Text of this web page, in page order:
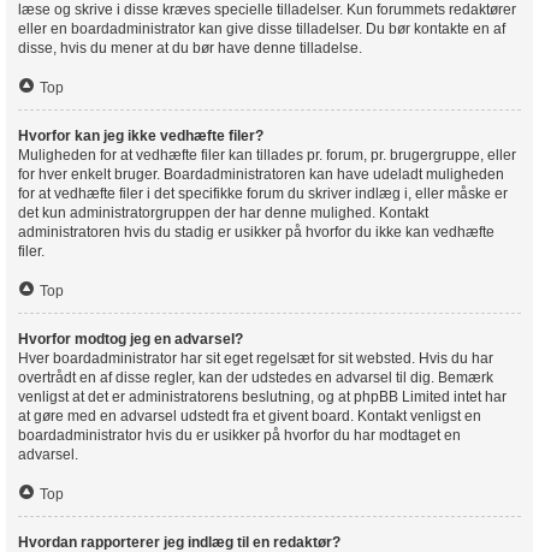
læse og skrive i disse kræves specielle tilladelser. Kun forummets redaktører
eller en boardadministrator kan give disse tilladelser. Du bør kontakte en af
disse, hvis du mener at du bør have denne tilladelse.
Top
Hvorfor kan jeg ikke vedhæfte filer?
Muligheden for at vedhæfte filer kan tillades pr. forum, pr. brugergruppe, eller
for hver enkelt bruger. Boardadministratoren kan have udeladt muligheden
for at vedhæfte filer i det specifikke forum du skriver indlæg i, eller måske er
det kun administratorgruppen der har denne mulighed. Kontakt
administratoren hvis du stadig er usikker på hvorfor du ikke kan vedhæfte
filer.
Top
Hvorfor modtog jeg en advarsel?
Hver boardadministrator har sit eget regelsæt for sit websted. Hvis du har
overtrådt en af disse regler, kan der udstedes en advarsel til dig. Bemærk
venligst at det er administratorens beslutning, og at phpBB Limited intet har
at gøre med en advarsel udstedt fra et givent board. Kontakt venligst en
boardadministrator hvis du er usikker på hvorfor du har modtaget en
advarsel.
Top
Hvordan rapporterer jeg indlæg til en redaktør?